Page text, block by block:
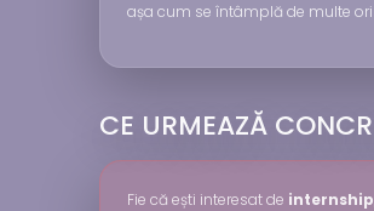
așa cum se întâmplă de multe
CE URMEAZĂ
Fie că ești interesat de internship